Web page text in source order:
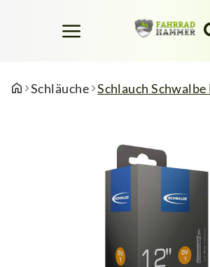
Schläuche Schlauch Schwalbe